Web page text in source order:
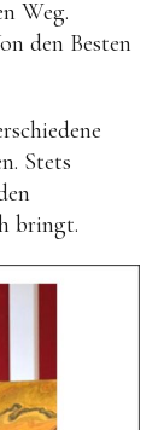
Weg.
den Besten
Stets
bringt.